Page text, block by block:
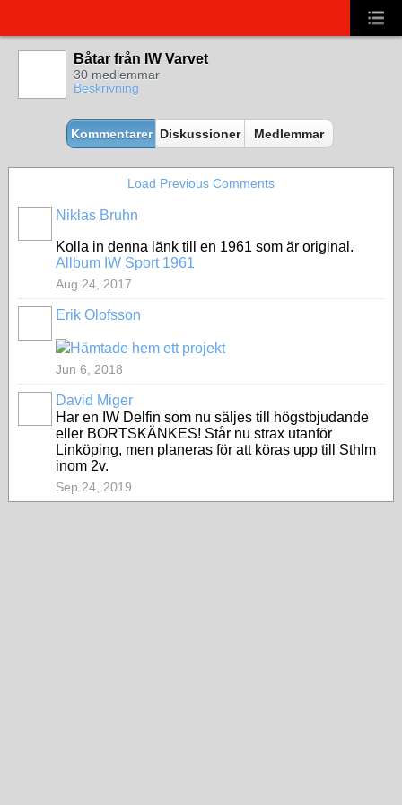
Båtar från IW Varvet
30 medlemmar
Beskrivning
Kommentarer Diskussioner Medlemmar
Load Previous Comments
Niklas Bruhn
Kolla in denna länk till en 1961 som är original.
Allbum IW Sport 1961
Aug 24, 2017
Erik Olofsson
Hämtade hem ett projekt
Jun 6, 2018
David Miger
Har en IW Delfin som nu säljes till högstbjudande
eller BORTSKÄNKES! Står nu strax utanför
Linköping, men planeras för att köras upp till Sthlm
inom 2v.
Sep 24, 2019